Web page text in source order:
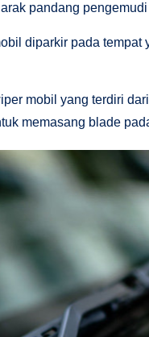
pandang
diparkir pada tempat
mobil yang terdiri
memasang blade